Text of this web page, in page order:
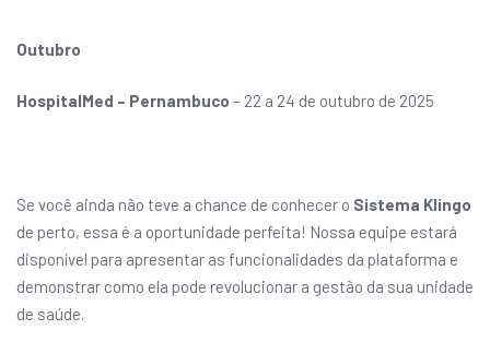
Outubro
HospitalMed – Pernambuco – 22 a 24 de outubro de 2025
Se você ainda não teve a chance de conhecer o Sistema Klingo
de perto, essa é a oportunidade perfeita! Nossa equipe estará
disponível para apresentar as funcionalidades da plataforma e
demonstrar como ela pode revolucionar a gestão da sua unidade
de saúde.